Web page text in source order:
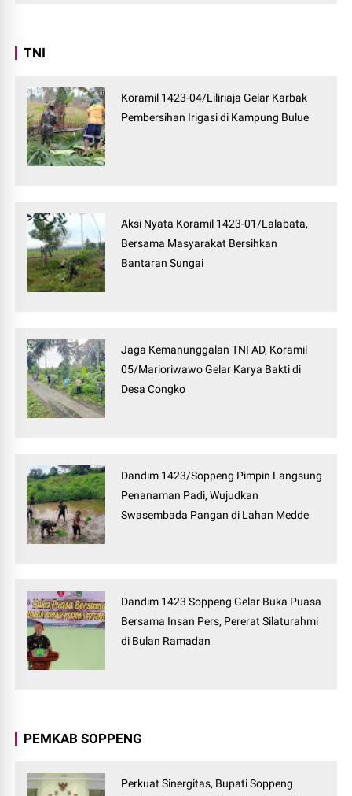
TNI
Koramil 1423-04/Liliriaja Gelar Karbak
Pembersihan Irigasi di Kampung Bulue
Aksi Nyata Koramil 1423-01/Lalabata,
Bersama Masyarakat Bersihkan
Bantaran Sungai
Jaga Kemanunggalan TNI AD, Koramil
05/Marioriwawo Gelar Karya Bakti di
Desa Congko
Dandim 1423/Soppeng Pimpin Langsung
Penanaman Padi, Wujudkan
Swasembada Pangan di Lahan Medde
Dandim 1423 Soppeng Gelar Buka Puasa
Bersama Insan Pers, Pererat Silaturahmi
di Bulan Ramadan
PEMKAB SOPPENG
Perkuat Sinergitas, Bupati Soppeng